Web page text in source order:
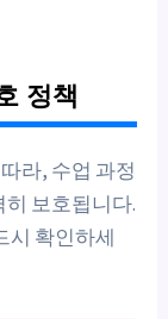
정책
라, 수업 과정
보호됩니다.
시 확인하세